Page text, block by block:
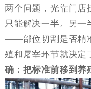
两个问题，光靠门店
只能解决一半。另一
——部位切割是否精
殖和屠宰环节就决定
确：把标准前移到养